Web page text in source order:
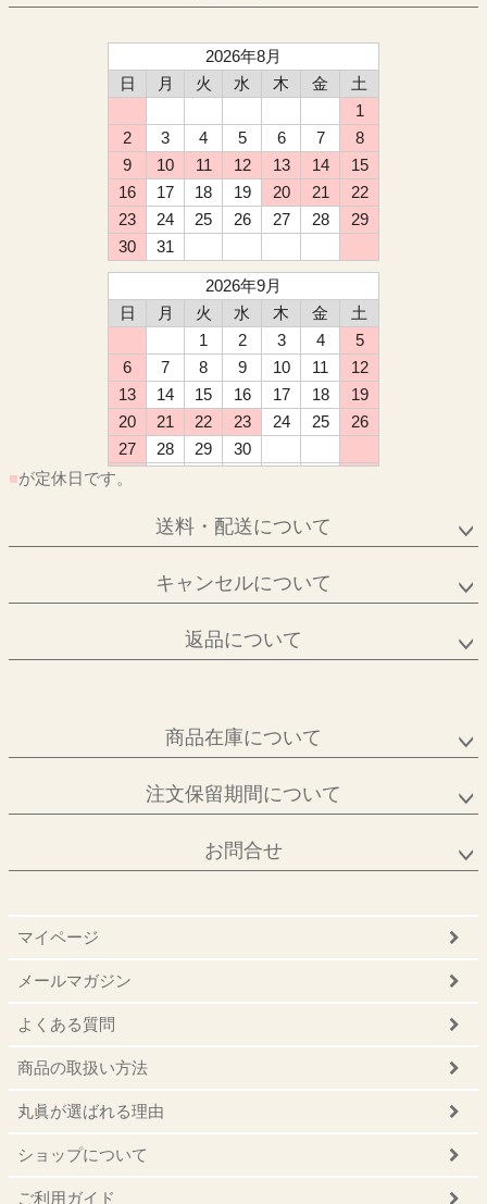
2026年8月
日
月 火 水 木 金
土
1
2
3 4 5 6 7
8
9
10 11 12 13 14
15
16
17 18 19 20 21
22
23
24 25 26 27 28
29
30
31
2026年9月
日
月 火 水 木 金
土
1
2 3 4
5
6
7 8 9 10 11
12
13
14 15 16 17 18
19
20
21 22 23 24 25
26
27
28 29
30
■が定休日です。
送料・配送について
キャンセルについて
返品について
商品在庫について
注文保留期間について
お問合せ
マイページ
メールマガジン
よくある質問
商品の取扱い方法
丸眞が選ばれる理由
ショップについて
ご利用ガイド